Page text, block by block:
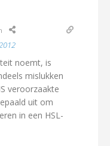
noemt, is
mislukken
veroorzaakte
uit om
in een HSL-